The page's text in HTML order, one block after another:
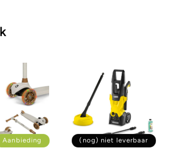
Aanbieding (nog) niet leverbaar